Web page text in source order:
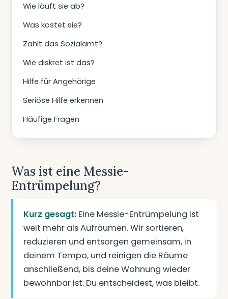
Wie läuft sie ab?
Was kostet sie?
Zahlt das Sozialamt?
Wie diskret ist das?
Hilfe für Angehörige
Seriöse Hilfe erkennen
Häufige Fragen
Was ist eine Messie-
Entrümpelung?
Kurz gesagt: Eine Messie-Entrümpelung ist
weit mehr als Aufräumen. Wir sortieren,
reduzieren und entsorgen gemeinsam, in
deinem Tempo, und reinigen die Räume
anschließend, bis deine Wohnung wieder
bewohnbar ist. Du entscheidest, was bleibt.